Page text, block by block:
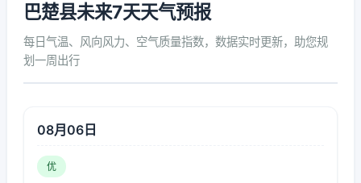
巴楚县未来7天天气预报
每日气温、风向风力、空气质量指数，数据实时更新，助您规
划一周出行
08月06日
优